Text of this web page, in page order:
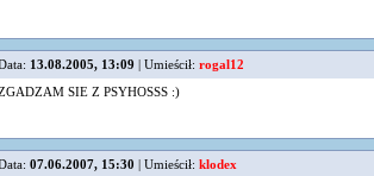
13.08.2005, 13:09 | Umieścił: rogal12
SIE Z PSYHOSSS :)
07.06.2007, 15:30 | Umieścił: klodex